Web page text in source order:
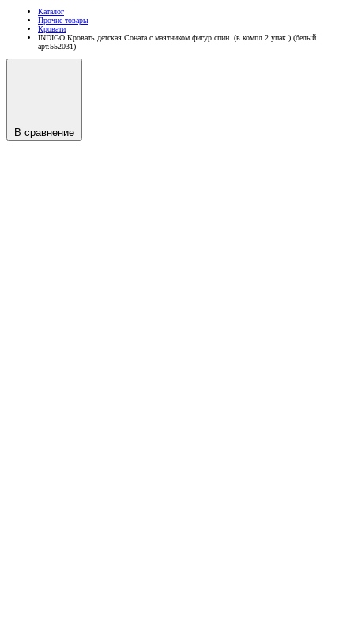
Каталог
Прочие товары
Кровати
INDIGO Кровать детская Соната с маятником фигур.спин. (в компл.2 упак.) (белый
арт.552031)
В сравнение